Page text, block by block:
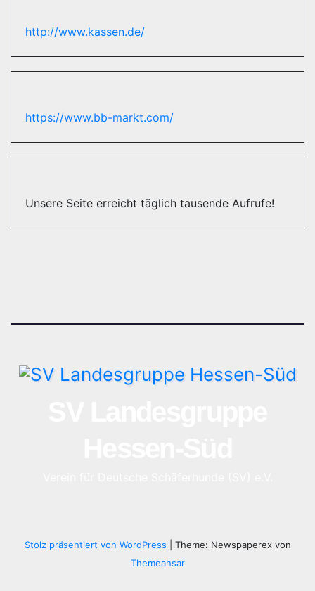
http://www.kassen.de/
https://www.bb-markt.com/
Unsere Seite erreicht täglich tausende Aufrufe!
Stolz präsentiert von WordPress
Theme: Newspaperex von
Themeansar